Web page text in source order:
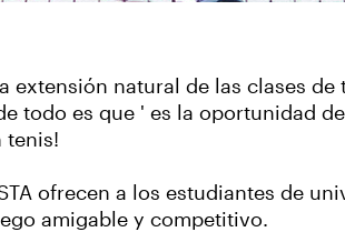
extensión natural de las clases
todo es que ' es la oportunidad
tenis!
ofrecen a los estudiantes de
amigable y competitivo.